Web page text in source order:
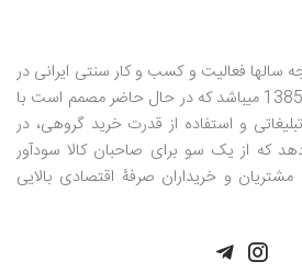
سالها فعالیت و کسب و کار سنتی ایرانی در
حوزه شال وروسری از سال 1385 میباشد که در حال حاضر مصمم است با
و استفاده از قدرت خرید گروهی، در
که از یک سو برای صاحبان کالا سودآور
و خریداران صرفۀ اقتصادی بالایی